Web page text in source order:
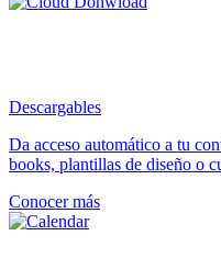
Descargables
Da acceso automático a tu
books, plantillas de diseño o
Conocer más